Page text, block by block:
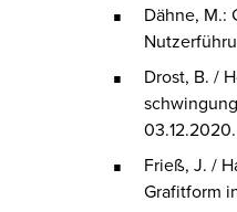
Dähne, M.:
Drost, B. /
03.12.2020.
Frieß, J. /
Grafitform